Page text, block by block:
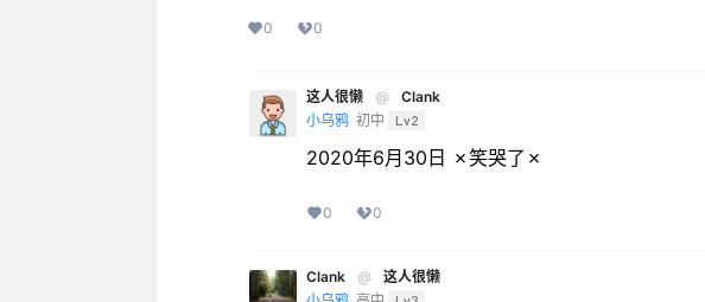
0 0
这人很懒 @
Clank
小乌鸦 初中 Lv2
2020年6月30日 ✗笑哭了✗
0 0
Clank @
这人很懒